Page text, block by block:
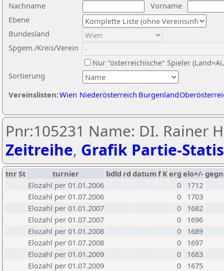
Nachname
Vorname
Ebene
Sortierung
Bundesland
Spgem./Kreis/Verein
Nur "österreichische" Spieler
Vereinslisten:Wien Niederösterreich Burgenland
Pnr:105231 Name: DI. Rainer
Zeitreihe, Grafik Partie-
tnrSt turnier bdld rd datumf Kerg elo+/-
Elozahl per 01.01.2006
0
1712
Elozahl per 01.07.2006
0
1703
Elozahl per 01.01.2007
0
1682
Elozahl per 01.07.2007
0
1696
Elozahl per 01.01.2008
0
1689
Elozahl per 01.07.2008
0
1697
Elozahl per 01.01.2009
0
1683
Elozahl per 01.07.2009
0
1675